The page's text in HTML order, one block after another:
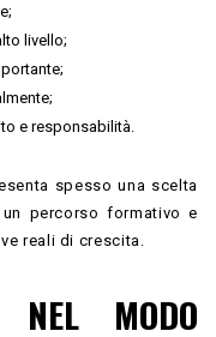
livello;
e responsabilità.
spesso una scelta
percorso formativo e
reali di crescita.
NEL MODO